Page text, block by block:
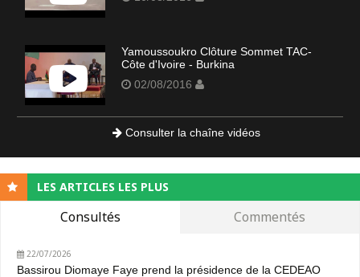
Yamoussoukro Clôture Sommet TAC-
Côte d'Ivoire - Burkina
02/08/2016
Consulter la chaîne vidéos
LES ARTICLES LES PLUS
Consultés Commentés
22/07/2026
Bassirou Diomaye Faye prend la présidence de la CEDEAO